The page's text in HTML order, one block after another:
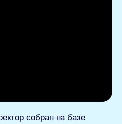
собран на базе